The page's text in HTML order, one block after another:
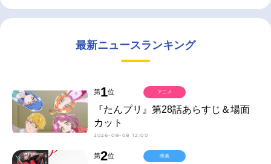
最新ニュースランキング
第1位
『たんプリ』第28話あらすじ＆場面
カット
2026-08-08 12:00
アニメ
第2位 映画